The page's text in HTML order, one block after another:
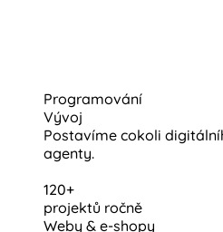
Programování
Vývoj
Postavíme cokoli
agenty.
120+
projektů ročně
Weby & e-shopy